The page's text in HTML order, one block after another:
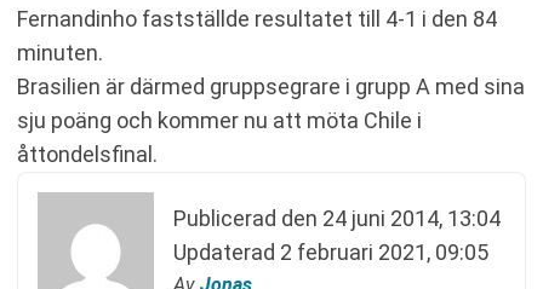
Fernandinho fastställde resultatet till 4-1 i den 84
minuten.
Brasilien är därmed gruppsegrare i grupp A med sina
sju poäng och kommer nu att möta Chile i
åttondelsfinal.
Publicerad den 24 juni 2014, 13:04
Updaterad 2 februari 2021, 09:05